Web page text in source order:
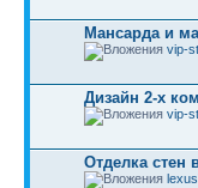
Мансарда и
vip-
Дизайн 2-х
vip-
Отделка стен